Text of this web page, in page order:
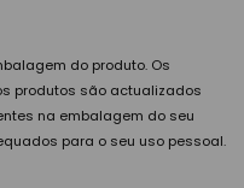
do produto. Os
produtos são actualizados
na embalagem do seu
para o seu uso pessoal.